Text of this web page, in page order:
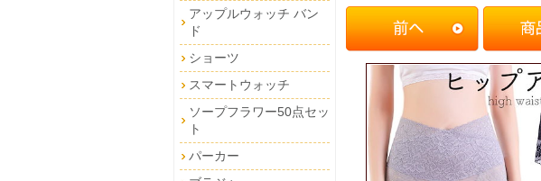
アップルウォッチ バン
ド
ショーツ
スマートウォッチ
ソープフラワー50点セッ
ト
パーカー